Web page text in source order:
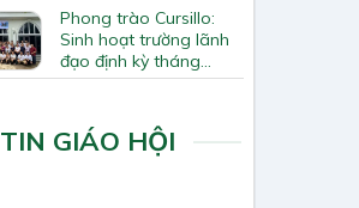
Phong trào Cursillo:
Sinh hoạt trường lãnh
đạo định kỳ tháng
7/2026
TIN GIÁO HỘI